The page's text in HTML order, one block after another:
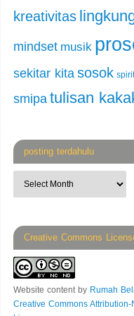
kreativitas
mindset musik
sekitar kitasosok
smipa tulisan
posting terdahulu
Creative Commons
Website content by Rumah
Creative Commons